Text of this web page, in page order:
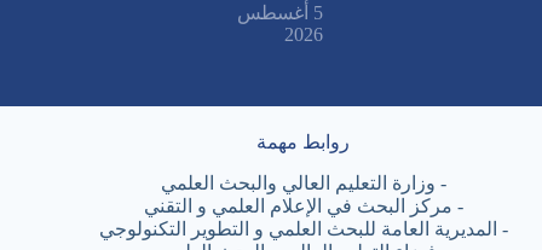
5 أغسطس
2026
روابط مهمة
- وزارة التعليم العالي والبحث العلمي
- مركز البحث في الإعلام العلمي و التقني
- المديرية العامة للبحث العلمي و التطوير التكنولوجي